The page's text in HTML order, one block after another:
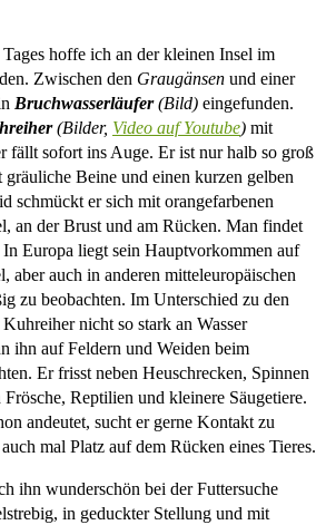
hoffe ich an der kleinen Insel im
Zwischen den Graugänsen und einer
Bruchwasserläufer(Bild) eingefunden.
(Bilder, Video auf Youtube) mit
fällt sofort ins Auge. Er ist nur halb so groß
Beine und einen kurzen gelben
schmückt er sich mit orangefarbenen
an der Brust und am Rücken. Man findet
Europa liegt sein Hauptvorkommen auf
aber auch in anderen mitteleuropäischen
zu beobachten. Im Unterschied zu den
nicht so stark an Wasser
ihn auf Feldern und Weiden beim
Er frisst neben Heuschrecken, Spinnen
Reptilien und kleinere Säugetiere.
andeutet, sucht er gerne Kontakt zu
mal Platz auf dem Rücken eines Tieres.
ihn wunderschön bei der Futtersuche
in geduckter Stellung und mit